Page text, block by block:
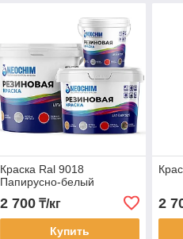
Краска Ral 9018
Папирусно-белый
2 700₸/кг
Купить
2